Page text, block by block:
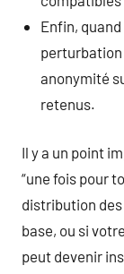
Enfin,
anonymité
retenus.
Il y a un point
“une fois pour
distribution des
base, ou si
peut devenir